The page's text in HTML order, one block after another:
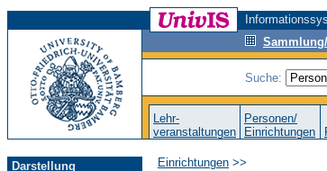
Suche:
Lehr-
veranstaltungen
Personen/
Einrichtungen
Darstellung Einrichtungen >>